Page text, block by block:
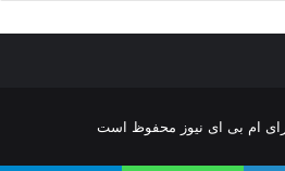
ام بی ای نیوز محفوظ است